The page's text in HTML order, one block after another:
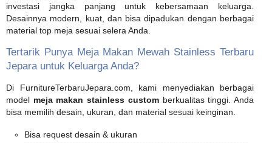
investasi jangka panjang untuk kebersamaan keluarga.
Desainnya modern, kuat, dan bisa dipadukan dengan berbagai
material top meja sesuai selera Anda.
Tertarik Punya Meja Makan Mewah Stainless Terbaru
Jepara untuk Keluarga Anda?
Di FurnitureTerbaruJepara.com, kami menyediakan berbagai
model meja makan stainless customberkualitas tinggi. Anda
bisa memilih desain, ukuran, dan material sesuai keinginan.
Bisa request desain & ukuran